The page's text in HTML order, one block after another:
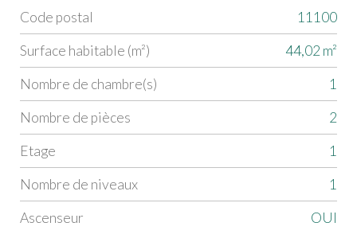
Label Value
Code postal
11100
Surface habitable (m²)
44,02 m²
Nombre de chambre(s)
1
Nombre de pièces
2
Etage
1
Nombre de niveaux
1
Ascenseur
OUI